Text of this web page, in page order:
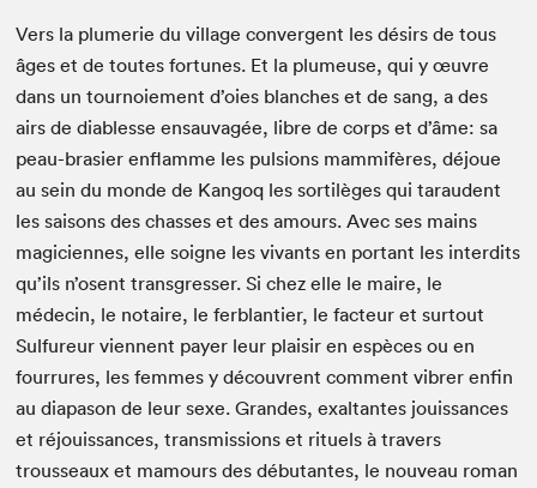
Vers la plumerie du vil­lage con­ver­gent les désirs de tous
âges et de toutes for­tunes. Et la plumeuse, qui y œuvre
dans un tournoiement d’oies blanch­es et de sang, a des
airs de dia­b­lesse ensauvagée, libre de corps et d’âme: sa
peau-brasi­er enflamme les pul­sions mam­mifères, déjoue
au sein du monde de Kan­goq les sor­tilèges qui tarau­dent
les saisons des chas­s­es et des amours. Avec ses mains
magi­ci­ennes, elle soigne les vivants en por­tant les inter­dits
qu’ils n’osent trans­gress­er. Si chez elle le maire, le
médecin, le notaire, le ferblantier, le fac­teur et surtout
Sul­fureur vien­nent pay­er leur plaisir en espèces ou en
four­rures, les femmes y décou­vrent com­ment vibr­er enfin
au dia­pa­son de leur sexe. Grandes, exal­tantes jouis­sances
et réjouis­sances, trans­mis­sions et rit­uels à tra­vers
trousseaux et mamours des débu­tantes, le nou­veau roman